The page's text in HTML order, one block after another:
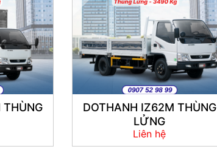
DOTHANH IZ62M THÙNG
LỬNG
Liên hệ